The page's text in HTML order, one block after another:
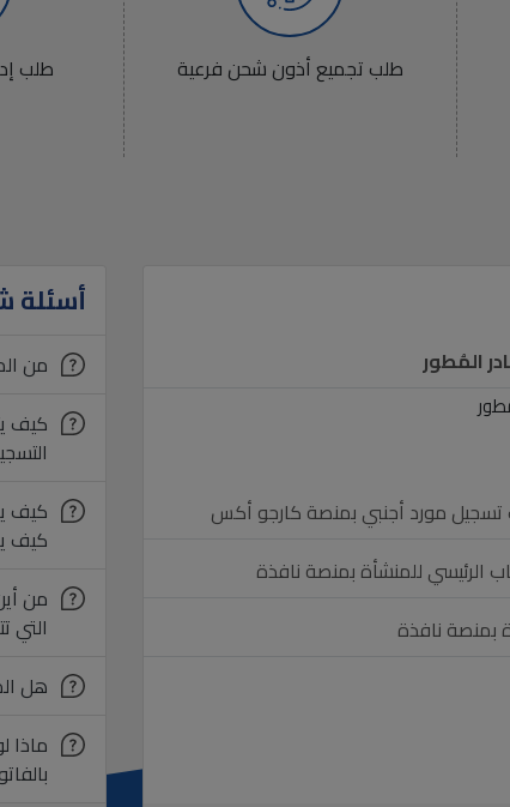
طلب طلب تجميع أذون شحن فرعية
المُطور
تسجيل مورد أجنبي بمنصة كارجو أكس
الرئيسي للمنشأة بمنصة نافذة
نافذة
أسئلة
من
كيف
من
التي
هل
ماذا